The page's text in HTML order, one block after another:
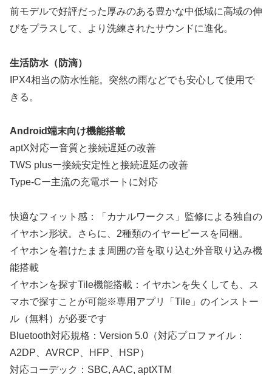
前モデルで好評だった厚みのある豊かな中低域に高域の伸
びをプラスして、より洗練されたサウンドに進化。
生活防水（防滴）
IPX4相当の防水性能。突然の雨などでも安心して使用で
きる。
Android端末向け機能搭載
aptX対応ー音質と接続遅延の改善
TWS plusー接続安定性と接続遅延の改善
Type-Cー主流の充電ポートに対応
快適なフィット感：「カナルワークス」監修による独自の
イヤホン形状。さらに、2種類のイヤーピースを同梱。
イヤホンを着けたまま周囲の音を取り込む外音取り込み機
能搭載
イヤホンを探すTile機能搭載：イヤホンを失くしても、ス
マホで探すことが可能※専用アプリ「Tile」のインストー
ル（無料）が必要です
Bluetooth対応規格：Version 5.0（対応プロファイル：
A2DP、AVRCP、HFP、HSP）
対応コーデック：SBC, AAC, aptXTM